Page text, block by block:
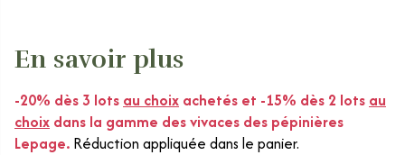
En savoir plus
-20% dès 3 lots au choix achetés et -15% dès 2 lots au
choix dans la gamme des vivaces des pépinières
Lepage. Réduction appliquée dans le panier.